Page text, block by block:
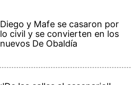
Diego y Mafe se casaron por
lo civil y se convierten en los
nuevos De Obaldía